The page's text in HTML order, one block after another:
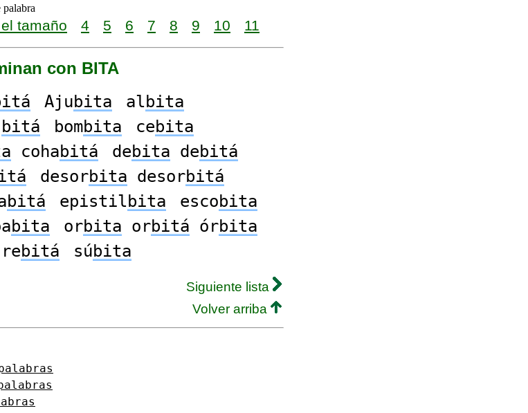
tamaño 4 5 6 7 8 9 10 11
con BITA
Ajubita albita
bitá bombita cebita
cohabitá debita debitá
desorbita desorbitá
bitá epistilbita escobita
bita orbita orbitá órbita
rebitá súbita
Siguiente lista
Volver arriba